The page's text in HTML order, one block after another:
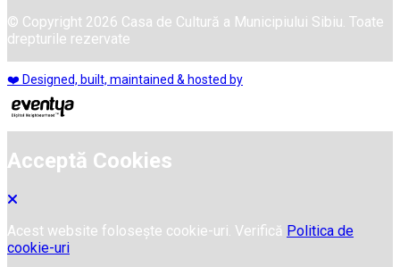
© Copyright 2026 Casa de Cultură a Municipiului Sibiu. Toate
drepturile rezervate
❤️ Designed, built, maintained & hosted by
Acceptă Cookies
Acest website folosește cookie-uri. Verifică Politica de
cookie-uri